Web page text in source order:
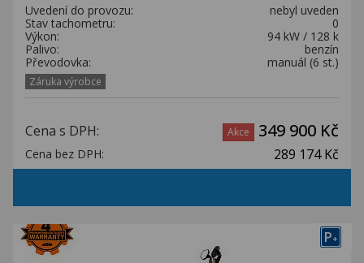
Uvedení do provozu:
nebyl uveden
Stav tachometru:
0
Výkon:
94 kW / 128 k
Palivo:
benzín
Převodovka:
manuál (6 st.)
Záruka výrobce
Cena s DPH: Akce 349 900 Kč
Cena bez DPH: 289 174 Kč
P+